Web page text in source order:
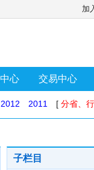
加
心 交易中心
2012 2011 [ 分省、
子栏目